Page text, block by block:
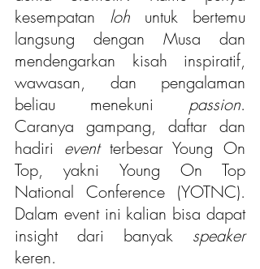
kesempatan loh untuk bertemu
langsung dengan Musa dan
mendengarkan kisah inspiratif,
wawasan, dan pengalaman
beliau menekuni passion.
Caranya gampang, daftar dan
hadiri event terbesar Young On
Top, yakni Young On Top
National Conference (YOTNC).
Dalam event ini kalian bisa dapat
insight dari banyak speaker
keren.